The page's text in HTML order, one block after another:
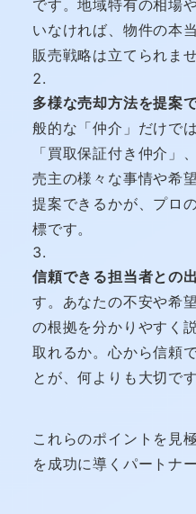
です。地域特有の相場
いなければ、物件の本
販売戦略は立てられませ
多様な売却方法を提案
般的な「仲介」だけで
「買取保証付き仲介」
売主の様々な事情や希
提案できるかが、プロ
標です。
信頼できる担当者との
す。あなたの不安や希
の根拠を分かりやすく
取れるか。心から信頼
とが、何よりも大切です
これらのポイントを見
を成功に導くパートナ